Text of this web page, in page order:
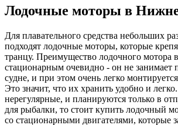
Лодочные моторы в
Для плавательного средства небольших
подходят лодочные моторы, которые
транцу. Преимущество лодочного мотора
стационарным очевидно - он не занимает
судне, и при этом очень легко
Это значит, что их хранить удобно и
нерегулярные, и планируются только в
для рыбалки, то стоит купить лодочный
со стационарными двигателями, которые